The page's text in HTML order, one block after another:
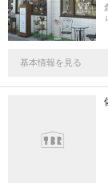
基本情報を見る